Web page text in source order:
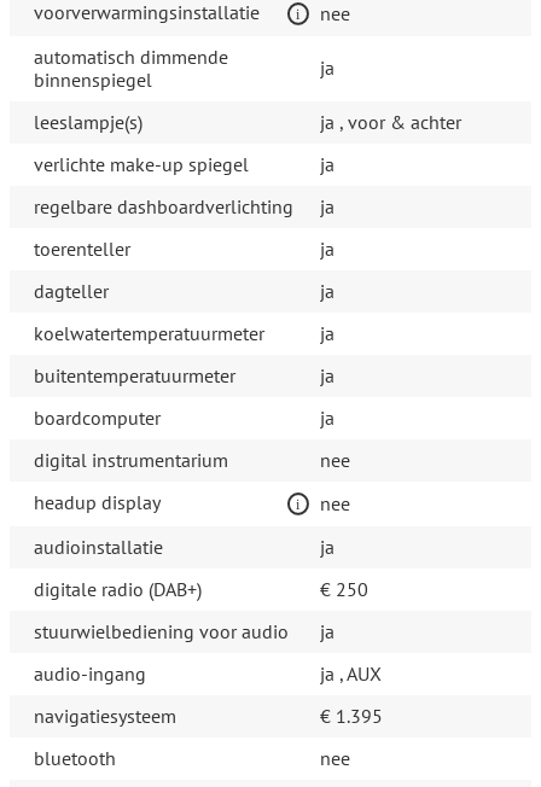
voorverwarmingsinstallatie
nee
automatisch dimmende
binnenspiegel
ja
leeslampje(s)
ja , voor & achter
verlichte make-up spiegel
ja
regelbare dashboardverlichting
ja
toerenteller
ja
dagteller
ja
koelwatertemperatuurmeter
ja
buitentemperatuurmeter
ja
boardcomputer
ja
digital instrumentarium
nee
headup display
nee
audioinstallatie
ja
digitale radio (DAB+)
€ 250
stuurwielbediening voor audio
ja
audio-ingang
ja , AUX
navigatiesysteem
€ 1.395
bluetooth
nee